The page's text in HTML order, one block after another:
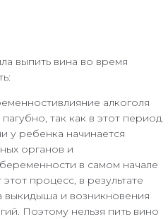
выпить вина во время
алкоголя
так как в этот период
у ребенка начинается
органов и
в самом начале
процесс, в результате
выкидыша и возникновения
Поэтому нельзя пить вино